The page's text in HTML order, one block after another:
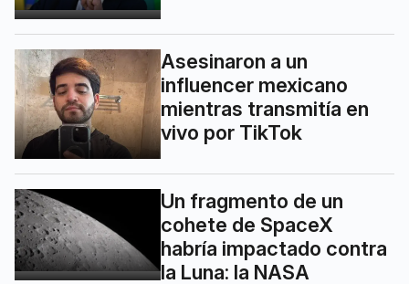
Asesinaron a un
influencer mexicano
mientras transmitía en
vivo por TikTok
Un fragmento de un
cohete de SpaceX
habría impactado contra
la Luna: la NASA